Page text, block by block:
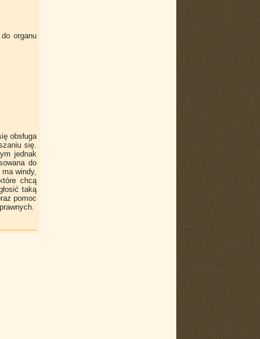
organu
obsługa
się.
jednak
do
windy,
chcą
taką
pomoc